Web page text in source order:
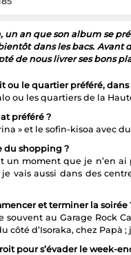
un an que son album se
dans les bacs.
de nous livrer ses bons
ou le quartier préféré,
ou les quartiers de la
préféré ?
» et le sofin-kisoa avec
du shopping ?
un moment que je n’en ai
je vais aussi dans des
et terminer la soirée
souvent au Garage Rock
côté d’Isoraka, chez Papà
pour s’évader le week-